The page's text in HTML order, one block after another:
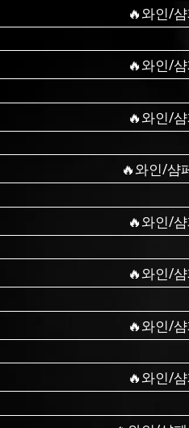
🔥와인/
🔥와인/
🔥와인/
🔥와인/샴
🔥와인/
🔥와인/
🔥와인/
🔥와인/